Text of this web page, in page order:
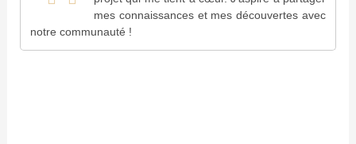
mes connaissances et mes découvertes avec
notre communauté !